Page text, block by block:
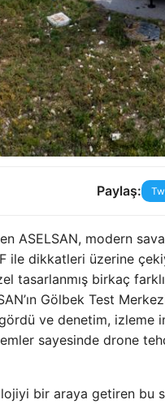
Paylaş:
ASELSAN, modern
ile dikkatleri üzerine
tasarlanmış birkaç
Gölbek Test
ve denetim, izleme
sayesinde drone
bir araya getiren bu